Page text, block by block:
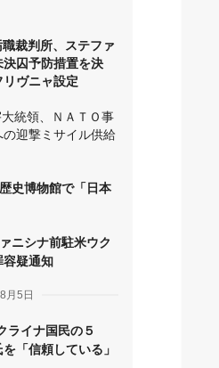
裁判所、ステファ
囚予防措置を決
ヴニャ設定
統領、ＮＡＴＯ事
迎撃ミサイル供給
史博物館で「日本
ニシナ前駐米ウク
容疑通知
月5日
ライナ国民の５
「信頼している」